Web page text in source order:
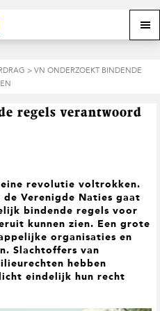
M
> VN ONDERZOEKT BINDENDE
regels verantwoord
revolutie voltrokken.
de Verenigde Naties gaat
bindende regels voor
kunnen zien. Een grote
organisaties en
Slachtoffers van
hebben
eindelijk hun recht